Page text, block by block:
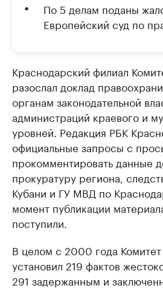
По 5 делам поданы
Европейский суд по
Краснодарский филиал
разослал доклад
органам законодательной
администраций краевого и
уровней. Редакция РБК
официальные запросы с
прокомментировать данные
прокуратуру региона,
Кубани и ГУ МВД по
момент публикации
поступили.
В целом с 2000 года
установил 219 фактов
291 задержанным и